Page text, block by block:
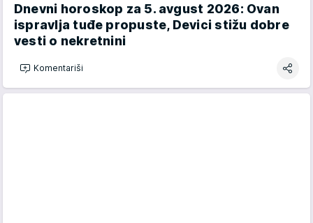
Dnevni horoskop za 5. avgust 2026: Ovan
ispravlja tuđe propuste, Devici stižu dobre
vesti o nekretnini
Komentariši